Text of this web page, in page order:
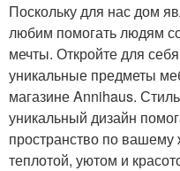
Поскольку для нас дом
любим помогать людям
мечты. Откройте для
уникальные предметы
магазине Annihaus.
уникальный дизайн
пространство по
теплотой, уютом и